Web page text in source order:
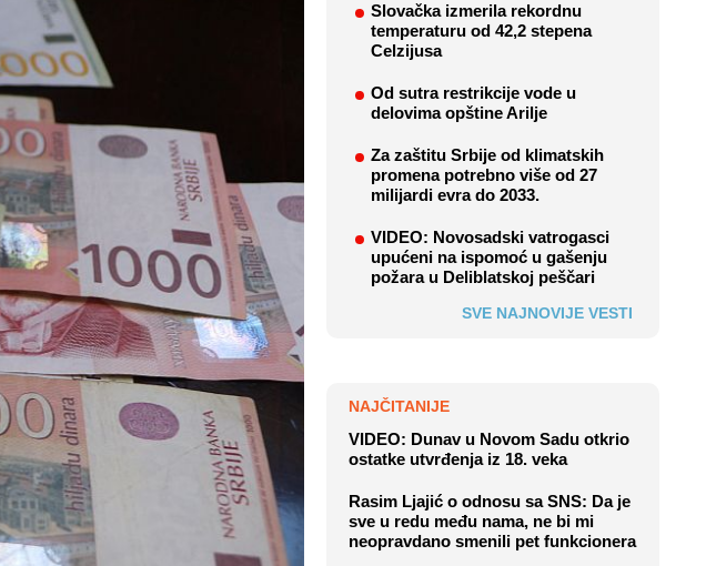
Slovačka izmerila rekordnu
temperaturu od 42,2 stepena
Celzijusa
Od sutra restrikcije vode u
delovima opštine Arilje
Za zaštitu Srbije od klimatskih
promena potrebno više od 27
milijardi evra do 2033.
VIDEO: Novosadski vatrogasci
upućeni na ispomoć u gašenju
požara u Deliblatskoj peščari
SVE NAJNOVIJE VESTI
NAJČITANIJE
VIDEO: Dunav u Novom Sadu otkrio
ostatke utvrđenja iz 18. veka
Rasim Ljajić o odnosu sa SNS: Da je
sve u redu među nama, ne bi mi
neopravdano smenili pet funkcionera